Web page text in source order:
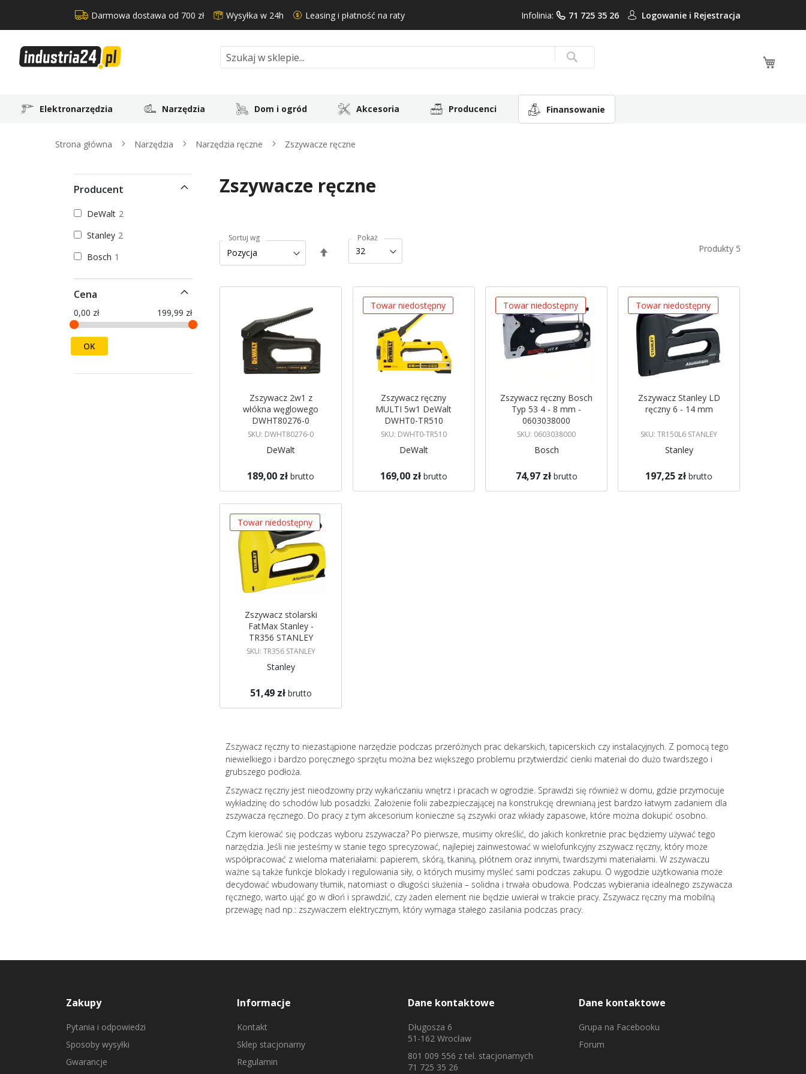
Darmowa dostawa od 700 zł Wysyłka w 24h Leasing i płatność na raty Infolinia: 71 725 35 26 Logowanie i Rejestracja
Search Search
Elektronarzędzia Narzędzia Dom i ogród Akcesoria Producenci Finansowanie
Strona główna Narzędzia Narzędzia ręczne Zszywacze ręczne
Zszywacze ręczne
Produkty 5
Sortuj wg
kierunek
Pokaż
Zszywacz 2w1 z
włókna węglowego
DWHT80276-0
DeWALT
SKU: DWHT80276-0
DeWalt
189,00 zł brutto
Towar niedostępny
Zszywacz ręczny
MULTI 5w1 DeWalt
DWHT0-TR510
SKU: DWHT0-TR510
DeWalt
169,00 zł brutto
Brak w magazynie
Towar niedostępny
Zszywacz ręczny Bosch
Typ 53 4 - 8 mm -
0603038000
SKU: 0603038000
Bosch
74,97 zł brutto
Brak w magazynie
Towar niedostępny
Zszywacz Stanley LD
ręczny 6 - 14 mm
SKU: TR150L6 STANLEY
Stanley
197,25 zł brutto
Brak w magazynie
Towar niedostępny
Zszywacz stolarski
FatMax Stanley -
TR356 STANLEY
SKU: TR356 STANLEY
Stanley
51,49 zł brutto
Brak w magazynie
Zszywacz ręczny to niezastąpione narzędzie podczas przeróżnych prac dekarskich, tapicerskich czy instalacyjnych. Z pomocą tego
niewielkiego i bardzo poręcznego sprzętu można bez większego problemu przytwierdzić cienki materiał do dużo twardszego i
grubszego podłoża.
Zszywacz ręczny jest nieodzowny przy wykańczaniu wnętrz i pracach w ogrodzie. Sprawdzi się również w domu, gdzie przymocuje
wykładzinę do schodów lub posadzki. Założenie folii zabezpieczającej na konstrukcję drewnianą jest bardzo łatwym zadaniem dla
zszywacza ręcznego. Do pracy z tym akcesorium konieczne są zszywki oraz wkłady zapasowe, które można dokupić osobno.
Czym kierować się podczas wyboru zszywacza? Po pierwsze, musimy określić, do jakich konkretnie prac będziemy używać tego
narzędzia. Jeśli nie jesteśmy w stanie tego sprecyzować, najlepiej zainwestować w wielofunkcyjny zszywacz ręczny, który może
współpracować z wieloma materiałami: papierem, skórą, tkaniną, płótnem oraz innymi, twardszymi materiałami. W zszywaczu
ważne są także funkcje blokady i regulowania siły, o których musimy myśleć sami podczas zakupu. O wygodzie użytkowania może
decydować wbudowany tłumik, natomiast o długości służenia – solidna i trwała obudowa. Podczas wybierania idealnego zszywacza
ręcznego, warto ująć go w dłoń i sprawdzić, czy żaden element nie będzie uwierał w trakcie pracy. Zszywacz ręczny ma mobilną
przewagę nad np.: zszywaczem elektrycznym, który wymaga stałego zasilania podczas pracy.
Producent
DeWalt 2
Stanley 2
Bosch 1
Cena
0,00 zł 199,99 zł
OK
Zakupy
Pytania i odpowiedzi
Sposoby wysyłki
Gwarancje
Informacje
Kontakt
Sklep stacjonarny
Regulamin
Dane kontaktowe
Długosza 6
51-162 Wrocław
801 009 556 z tel. stacjonarnych
71 725 35 26
Dane kontaktowe
Grupa na Facebooku
Forum